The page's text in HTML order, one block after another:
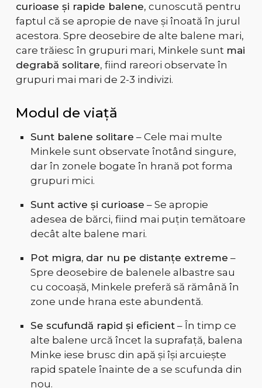
curioase și rapide balene, cunoscută pentru
faptul că se apropie de nave și înoată în jurul
acestora. Spre deosebire de alte balene mari,
care trăiesc în grupuri mari, Minkele sunt mai
degrabă solitare, fiind rareori observate în
grupuri mai mari de 2-3 indivizi.
Modul de viață
Sunt balene solitare – Cele mai multe
Minkele sunt observate înotând singure,
dar în zonele bogate în hrană pot forma
grupuri mici.
Sunt active și curioase – Se apropie
adesea de bărci, fiind mai puțin temătoare
decât alte balene mari.
Pot migra, dar nu pe distanțe extreme –
Spre deosebire de balenele albastre sau
cu cocoașă, Minkele preferă să rămână în
zone unde hrana este abundentă.
Se scufundă rapid și eficient– În timp ce
alte balene urcă încet la suprafață, balena
Minke iese brusc din apă și își arcuiește
rapid spatele înainte de a se scufunda din
nou.